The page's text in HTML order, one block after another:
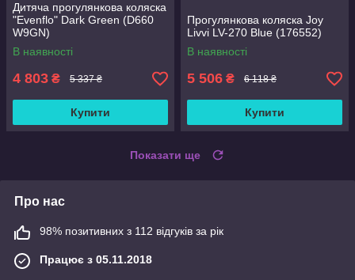
Дитяча прогулянкова коляска
"Evenflo" Dark Green (D660
W9GN)
В наявності
4 803 ₴ 5 337 ₴
Купити
Прогулянкова коляска Joy
Livvi LV-270 Blue (176552)
В наявності
5 506 ₴ 6 118 ₴
Купити
Показати ще
Про нас
98% позитивних з 112 відгуків за рік
Працює з 05.11.2018